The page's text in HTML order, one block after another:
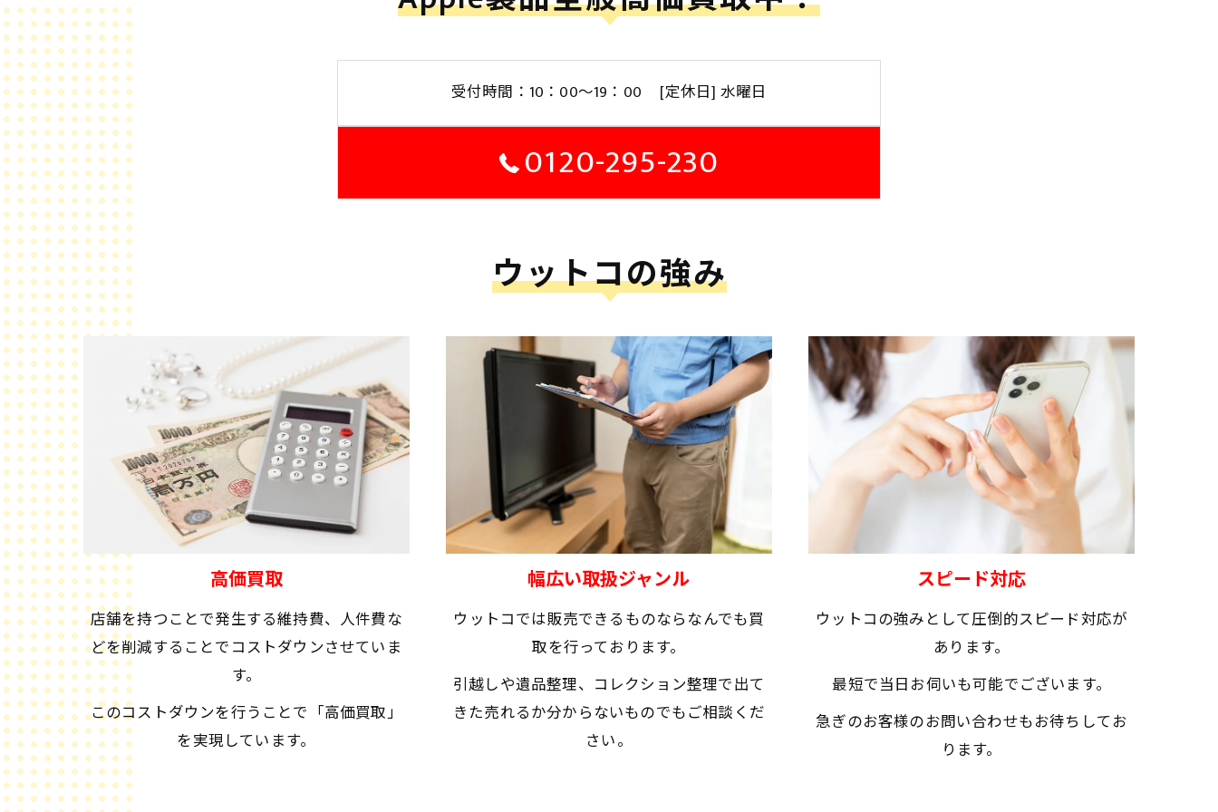
受付時間：10：00～19：00 [定休日] 水曜日
0120-295-230
ウットコの強み
高価買取
店舗を持つことで発生する維持費、人件費な
どを削減することでコストダウンさせていま
す。
このコストダウンを行うことで「高価買取」
を実現しています。
幅広い取扱ジャンル
ウットコでは販売できるものならなんでも買
取を行っております。
引越しや遺品整理、コレクション整理で出て
きた売れるか分からないものでもご相談くだ
さい。
スピード対応
ウットコの強みとして圧倒的スピード対応が
あります。
最短で当日お伺いも可能でございます。
急ぎのお客様のお問い合わせもお待ちしてお
ります。